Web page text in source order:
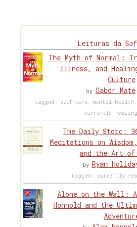
Leituras da
The Myth of Normal:
Illness, and
Culture
by Gabor Maté
tagged: self-care, mental-health,
currently-reading
The Daily Stoic:
Meditations on
and the Art
by Ryan
tagged: currently-
Alone on the Wall:
Honnold and the